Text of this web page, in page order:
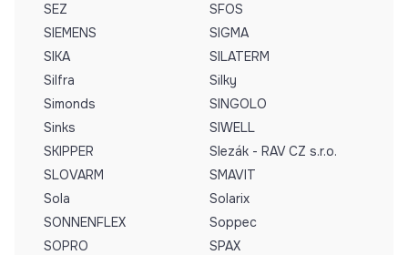
SEZ
SFOS
SIEMENS
SIGMA
SIKA
SILATERM
Silfra
Silky
Simonds
SINGOLO
Sinks
SIWELL
SKIPPER
Slezák - RAV CZ s.r.o.
SLOVARM
SMAVIT
Sola
Solarix
SONNENFLEX
Soppec
SOPRO
SPAX